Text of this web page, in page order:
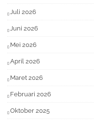
Juli 2026
Juni 2026
Mei 2026
April 2026
Maret 2026
Februari 2026
Oktober 2025